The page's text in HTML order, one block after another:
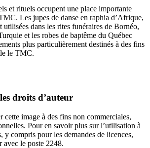
et rituels occupent une place importante
Les jupes de danse en raphia d’Afrique,
utilisées dans les rites funéraires de Bornéo,
et les robes de baptême du Québec
plus particulièrement destinés à des fins
le TMC.
droits d’auteur
cette image à des fins non commerciales,
Pour en savoir plus sur l’utilisation à
y compris pour les demandes de licences,
le poste 2248.